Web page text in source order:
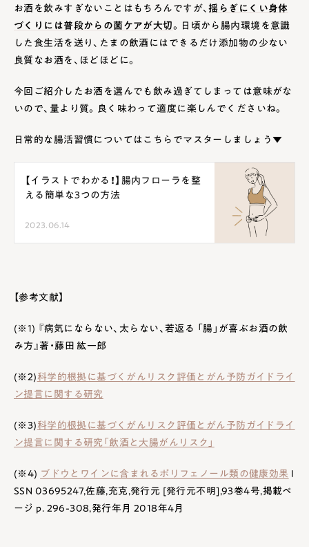
お酒を飲みすぎないことはもちろんですが、揺らぎにくい身体
づくりには普段からの菌ケアが大切。日頃から腸内環境を意識
した食生活を送り、たまの飲酒にはできるだけ添加物の少ない
良質なお酒を、ほどほどに。
今回ご紹介したお酒を選んでも飲み過ぎてしまっては意味がな
いので、量より質。良く味わって適度に楽しんでくださいね。
日常的な腸活習慣についてはこちらでマスターしましょう▼
【イラストでわかる！】腸内フローラを整
える簡単な3つの方法
2023.06.14
【参考文献】
(※1) 『病気にならない、太らない、若返る 「腸」が喜ぶお酒の飲
み方』著・藤田 紘一郎
(※2)科学的根拠に基づくがんリスク評価とがん予防ガイドライ
ン提言に関する研究
(※3)科学的根拠に基づくがんリスク評価とがん予防ガイドライ
ン提言に関する研究「飲酒と大腸がんリスク」
(※4) ブドウとワインに含まれるポリフェノール類の健康効果 I
SSN 03695247,佐藤,充克,発行元 [発行元不明],93巻4号,掲載ペ
ージ p. 296-308,発行年月 2018年4月